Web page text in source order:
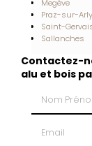
Megève
Praz-sur-Arly
Saint-
Sallanches
Contactez-
alu et bois